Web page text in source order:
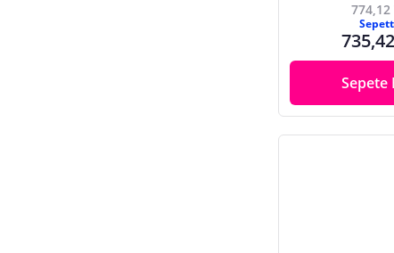
774,12
Sepete